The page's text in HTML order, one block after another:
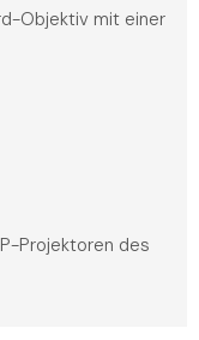
Objektiv mit einer
Projektoren des